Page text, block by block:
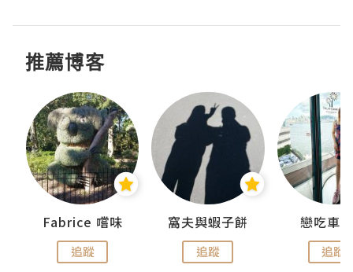
推薦博客
Fabrice 嚐味
追蹤
窩夫與蝦子餅
追蹤
戀吃車
追蹤